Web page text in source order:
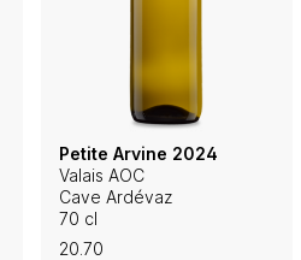
Petite Arvine 2024
Valais AOC
Cave Ardévaz
70 cl
20.70